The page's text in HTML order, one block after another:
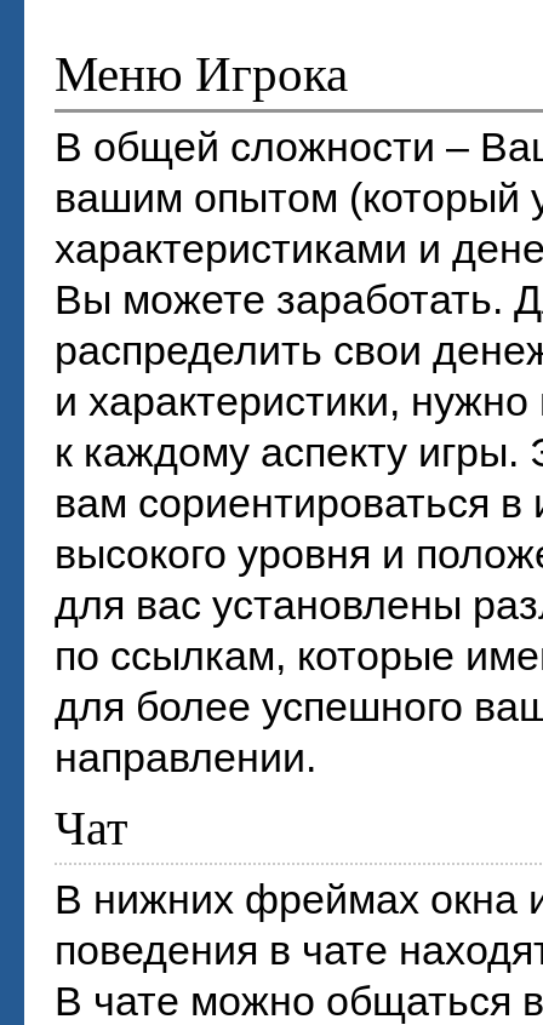
Меню Игрока
В общей сложности –
вашим опытом (который
характеристиками и
Вы можете заработать.
распределить свои
и характеристики,
к каждому аспекту
вам сориентироваться в
высокого уровня и
для вас установлены
по ссылкам, которые
для более успешного
направлении.
Чат
В нижних фреймах окна
поведения в чате
В чате можно общаться